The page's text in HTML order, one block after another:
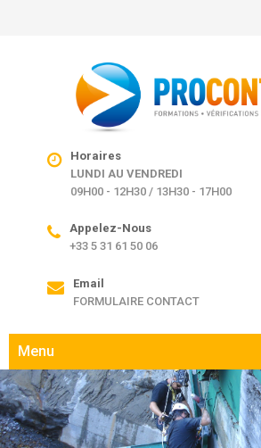
Horaires
LUNDI AU VENDREDI
09H00 - 12H30 / 13H30 - 17H00
Appelez-Nous
+33 5 31 61 50 06
Email
FORMULAIRE CONTACT
Menu